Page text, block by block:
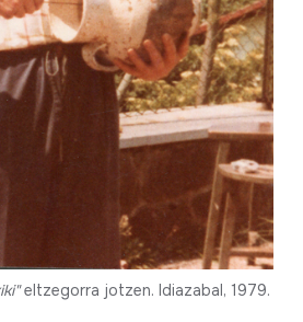
eltzegorra jotzen. Idiazabal, 1979.